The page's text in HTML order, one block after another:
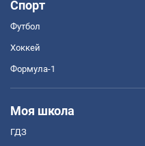
Спорт
Футбол
Хоккей
Формула-1
Моя школа
ГДЗ